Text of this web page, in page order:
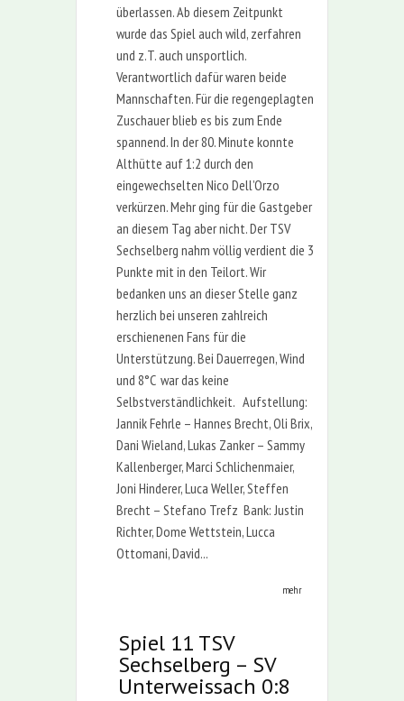
überlassen. Ab diesem Zeitpunkt
wurde das Spiel auch wild, zerfahren
und z.T. auch unsportlich.
Verantwortlich dafür waren beide
Mannschaften. Für die regengeplagten
Zuschauer blieb es bis zum Ende
spannend. In der 80. Minute konnte
Althütte auf 1:2 durch den
eingewechselten Nico Dell’Orzo
verkürzen. Mehr ging für die Gastgeber
an diesem Tag aber nicht. Der TSV
Sechselberg nahm völlig verdient die 3
Punkte mit in den Teilort. Wir
bedanken uns an dieser Stelle ganz
herzlich bei unseren zahlreich
erschienenen Fans für die
Unterstützung. Bei Dauerregen, Wind
und 8°C war das keine
Selbstverständlichkeit. Aufstellung:
Jannik Fehrle – Hannes Brecht, Oli Brix,
Dani Wieland, Lukas Zanker – Sammy
Kallenberger, Marci Schlichenmaier,
Joni Hinderer, Luca Weller, Steffen
Brecht – Stefano Trefz Bank: Justin
Richter, Dome Wettstein, Lucca
Ottomani, David...
mehr
Spiel 11 TSV
Sechselberg – SV
Unterweissach 0:8